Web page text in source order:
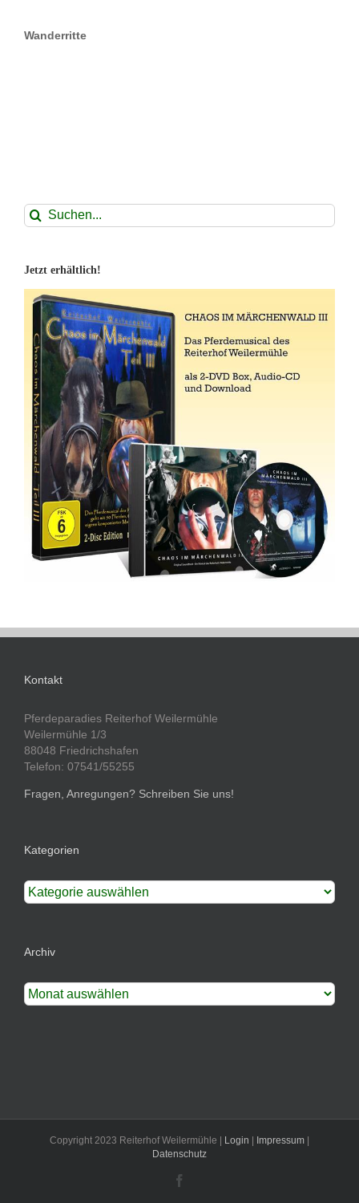
Wanderritte
Suche
nach:
Jetzt erhältlich!
Kontakt
Pferdeparadies Reiterhof Weilermühle
Weilermühle 1/3
88048 Friedrichshafen
Telefon: 07541/55255
Fragen, Anregungen? Schreiben Sie uns!
Kategorien
Kategorien
Archiv
Archiv
Copyright 2023 Reiterhof Weilermühle | Login Impressum
Datenschutz